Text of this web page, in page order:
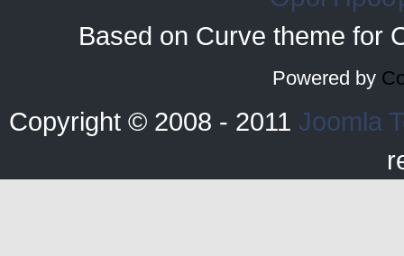
Based on Curve theme for
Powered by
Copyright © 2008 - 2011 Joomla